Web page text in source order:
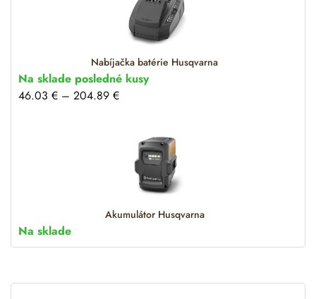
Nabíjačka batérie Husqvarna
Na sklade posledné kusy
46.03 € – 204.89 €
Akumulátor Husqvarna
Na sklade